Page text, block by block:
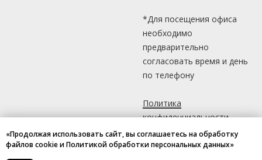
*Для посещения офиса
необходимо
предварительно
согласовать время и день
по телефону
Политика
конфиденциальности
«Продолжая использовать сайт, вы соглашаетесь на обработку
файлов cookie и Политикой обработки персональных данных»